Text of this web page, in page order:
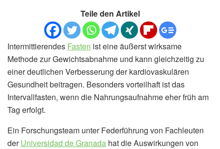
Teile den Artikel
Intermittierendes Fasten ist eine äußerst wirksame
Methode zur Gewichtsabnahme und kann gleichzeitig zu
einer deutlichen Verbesserung der kardiovaskulären
Gesundheit beitragen. Besonders vorteilhaft ist das
Intervallfasten, wenn die Nahrungsaufnahme eher früh am
Tag erfolgt.
Ein Forschungsteam unter Federführung von Fachleuten
derUniversidad de Granada hat die Auswirkungen von